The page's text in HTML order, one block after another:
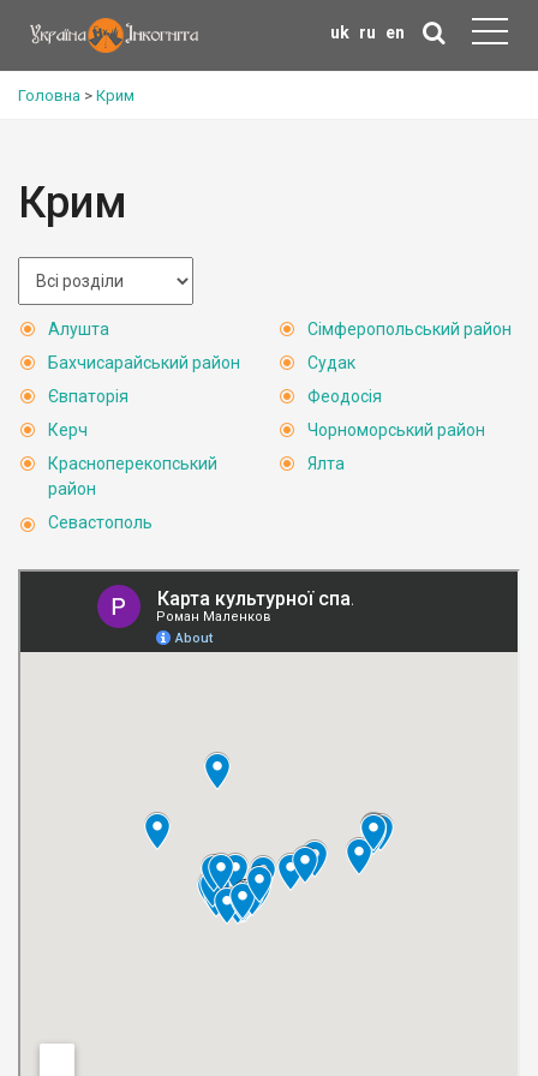
uk ru en
Головна > Крим
Крим
Алушта
Бахчисарайський район
Євпаторія
Керч
Красноперекопський
район
Севастополь
Сімферопольський район
Судак
Феодосія
Чорноморський район
Ялта